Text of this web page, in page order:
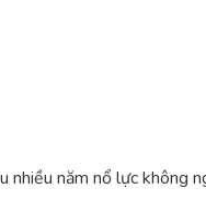
nhiều năm nổ lực không